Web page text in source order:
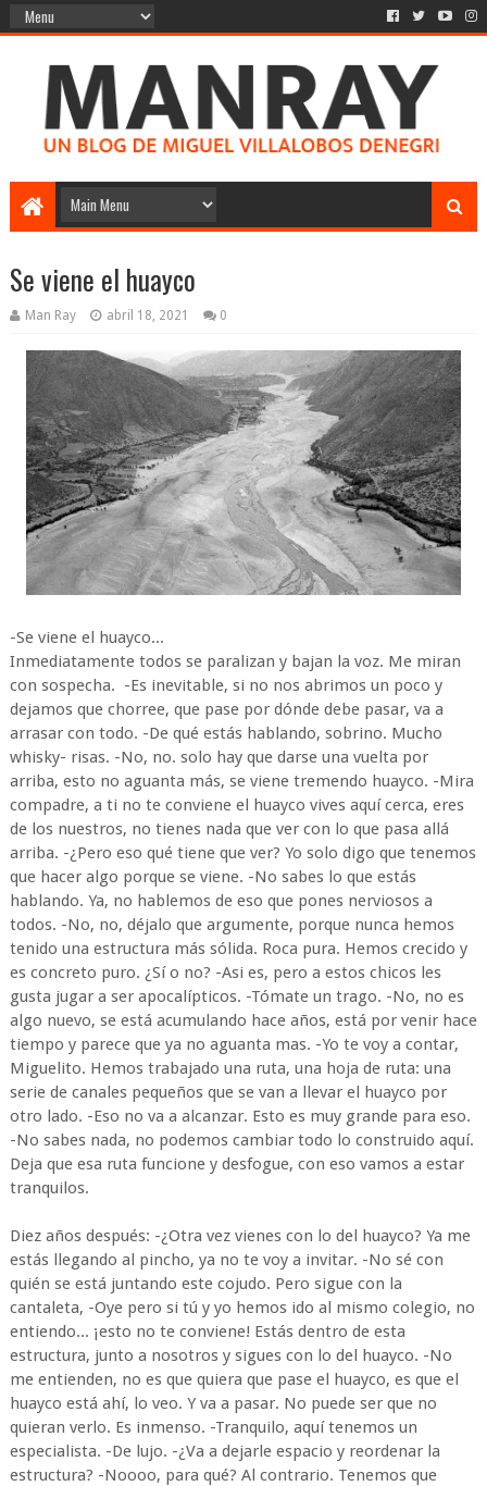
Se viene el huayco
Man Ray abril 18, 2021 0
-Se viene el huayco...
Inmediatamente todos se paralizan y bajan la voz. Me miran
con sospecha. -Es inevitable, si no nos abrimos un poco y
dejamos que chorree, que pase por dónde debe pasar, va a
arrasar con todo. -De qué estás hablando, sobrino. Mucho
whisky- risas. -No, no. solo hay que darse una vuelta por
arriba, esto no aguanta más, se viene tremendo huayco. -Mira
compadre, a ti no te conviene el huayco vives aquí cerca, eres
de los nuestros, no tienes nada que ver con lo que pasa allá
arriba. -¿Pero eso qué tiene que ver? Yo solo digo que tenemos
que hacer algo porque se viene. -No sabes lo que estás
hablando. Ya, no hablemos de eso que pones nerviosos a
todos. -No, no, déjalo que argumente, porque nunca hemos
tenido una estructura más sólida. Roca pura. Hemos crecido y
es concreto puro. ¿Sí o no? -Asi es, pero a estos chicos les
gusta jugar a ser apocalípticos. -Tómate un trago. -No, no es
algo nuevo, se está acumulando hace años, está por venir hace
tiempo y parece que ya no aguanta mas. -Yo te voy a contar,
Miguelito. Hemos trabajado una ruta, una hoja de ruta: una
serie de canales pequeños que se van a llevar el huayco por
otro lado. -Eso no va a alcanzar. Esto es muy grande para eso.
-No sabes nada, no podemos cambiar todo lo construido aquí.
Deja que esa ruta funcione y desfogue, con eso vamos a estar
tranquilos.
Diez años después: -¿Otra vez vienes con lo del huayco? Ya me
estás llegando al pincho, ya no te voy a invitar. -No sé con
quién se está juntando este cojudo. Pero sigue con la
cantaleta, -Oye pero si tú y yo hemos ido al mismo colegio, no
entiendo... ¡esto no te conviene! Estás dentro de esta
estructura, junto a nosotros y sigues con lo del huayco. -No
me entienden, no es que quiera que pase el huayco, es que el
huayco está ahí, lo veo. Y va a pasar. No puede ser que no
quieran verlo. Es inmenso. -Tranquilo, aquí tenemos un
especialista. -De lujo. -¿Va a dejarle espacio y reordenar la
estructura? -Noooo, para qué? Al contrario. Tenemos que